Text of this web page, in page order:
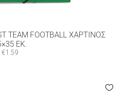
TEAM FOOTBALL ΧΆΡΤΙΝΟΣ
ΕΚ.
€1.59